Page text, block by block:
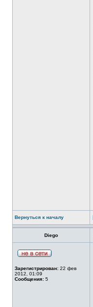
Вернуться к началу
Diego
Зарегистрирован: 22 фев
2012, 01:09
Сообщения: 5